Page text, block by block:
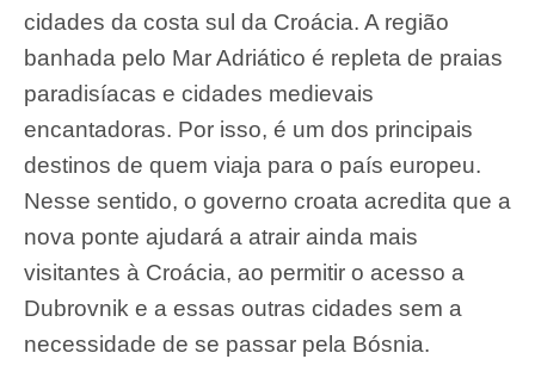
cidades da costa sul da Croácia. A região
banhada pelo Mar Adriático é repleta de praias
paradisíacas e cidades medievais
encantadoras. Por isso, é um dos principais
destinos de quem viaja para o país europeu.
Nesse sentido, o governo croata acredita que a
nova ponte ajudará a atrair ainda mais
visitantes à Croácia, ao permitir o acesso a
Dubrovnik e a essas outras cidades sem a
necessidade de se passar pela Bósnia.